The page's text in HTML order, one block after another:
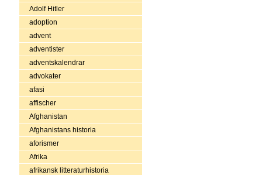
Adolf Hitler
adoption
advent
adventister
adventskalendrar
advokater
afasi
affischer
Afghanistan
Afghanistans historia
aforismer
Afrika
afrikansk litteraturhistoria